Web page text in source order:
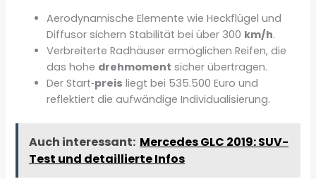
Aerodynamische Elemente wie Heckflügel und
Diffusor sichern Stabilität bei über 300 km/h.
Verbreiterte Radhäuser ermöglichen Reifen, die
das hohe drehmoment sicher übertragen.
Der Start‑preis liegt bei 535.500 Euro und
reflektiert die aufwändige Individualisierung.
Auch interessant: Mercedes GLC 2019: SUV-
Test und detaillierte Infos